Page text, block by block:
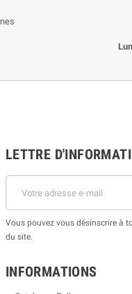
LETTRE
Vous pouvez vous désinscrire à
du site.
INFORMATIONS